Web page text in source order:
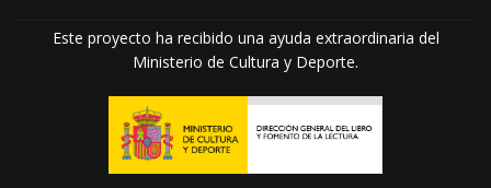
Este proyecto ha recibido una ayuda extraordinaria del
Ministerio de Cultura y Deporte.